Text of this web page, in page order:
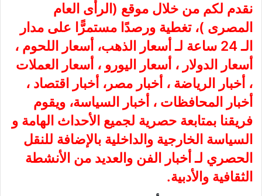
نقدم لكم من خلال موقع ( الرأى العام
المصرى )، تغطية ورصدًا مستمرًّا على مدار
الـ 24 ساعة لـ أسعار الذهب، أسعار اللحوم ،
أسعار الدولار ، أسعار اليورو ، أسعار العملات
، أخبار الرياضة ، أخبار مصر، أخبار اقتصاد ،
أخبار المحافظات ، أخبار السياسة، ويقوم
فريقنا بمتابعة حصرية لجميع الأحداث الهامة و
السياسة الخارجية والداخلية بالإضافة للنقل
الحصري لـ أخبار الفن والعديد من الأنشطة
الثقافية والأدبية.